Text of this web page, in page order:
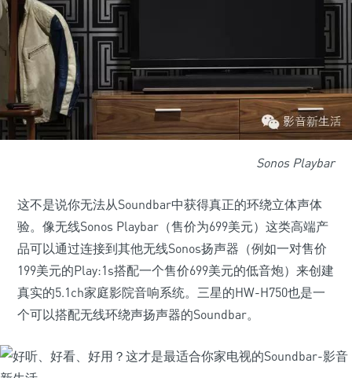
Sonos Playbar
这不是说你无法从Soundbar中获得真正的环绕立体声体
验。像无线Sonos Playbar（售价为699美元）这类高端产
品可以通过连接到其他无线Sonos扬声器（例如一对售价
199美元的Play:1s搭配一个售价699美元的低音炮）来创建
真实的5.1ch家庭影院音响系统。三星的HW-H750也是一
个可以搭配无线环绕声扬声器的Soundbar。